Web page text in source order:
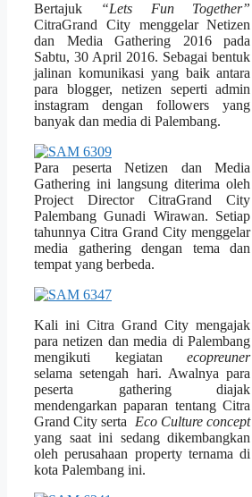
Bertajuk
“Lets Fun Together”
CitraGrand City menggelar Netizen
dan Media Gathering 2016 pada
Sabtu, 30 April 2016. Sebagai bentuk
jalinan komunikasi yang baik antara
para blogger, netizen seperti admin
instagram dengan followers yang
banyak dan media di Palembang.
Para peserta Netizen dan Media
Gathering ini langsung diterima oleh
Project Director CitraGrand City
Palembang Gunadi Wirawan. Setiap
tahunnya Citra Grand City menggelar
media gathering dengan tema dan
tempat yang berbeda.
Kali ini Citra Grand City mengajak
para netizen dan media di Palembang
mengikuti kegiatanecopreuner
selama setengah hari. Awalnya para
peserta gathering diajak
mendengarkan paparan tentang Citra
Grand City serta
Eco Culture concept
yang saat ini sedang dikembangkan
oleh perusahaan property ternama di
kota Palembang ini.